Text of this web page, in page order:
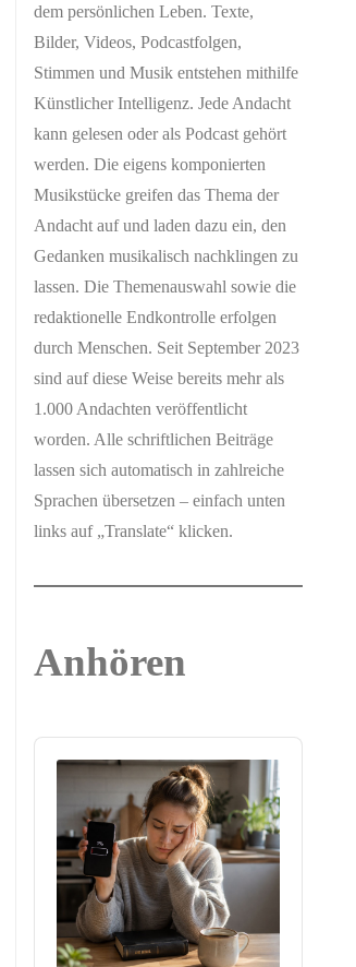
dem persönlichen Leben. Texte,
Bilder, Videos, Podcastfolgen,
Stimmen und Musik entstehen mithilfe
Künstlicher Intelligenz. Jede Andacht
kann gelesen oder als Podcast gehört
werden. Die eigens komponierten
Musikstücke greifen das Thema der
Andacht auf und laden dazu ein, den
Gedanken musikalisch nachklingen zu
lassen. Die Themenauswahl sowie die
redaktionelle Endkontrolle erfolgen
durch Menschen. Seit September 2023
sind auf diese Weise bereits mehr als
1.000 Andachten veröffentlicht
worden. Alle schriftlichen Beiträge
lassen sich automatisch in zahlreiche
Sprachen übersetzen – einfach unten
links auf „Translate“ klicken.
Anhören
Audio
Player